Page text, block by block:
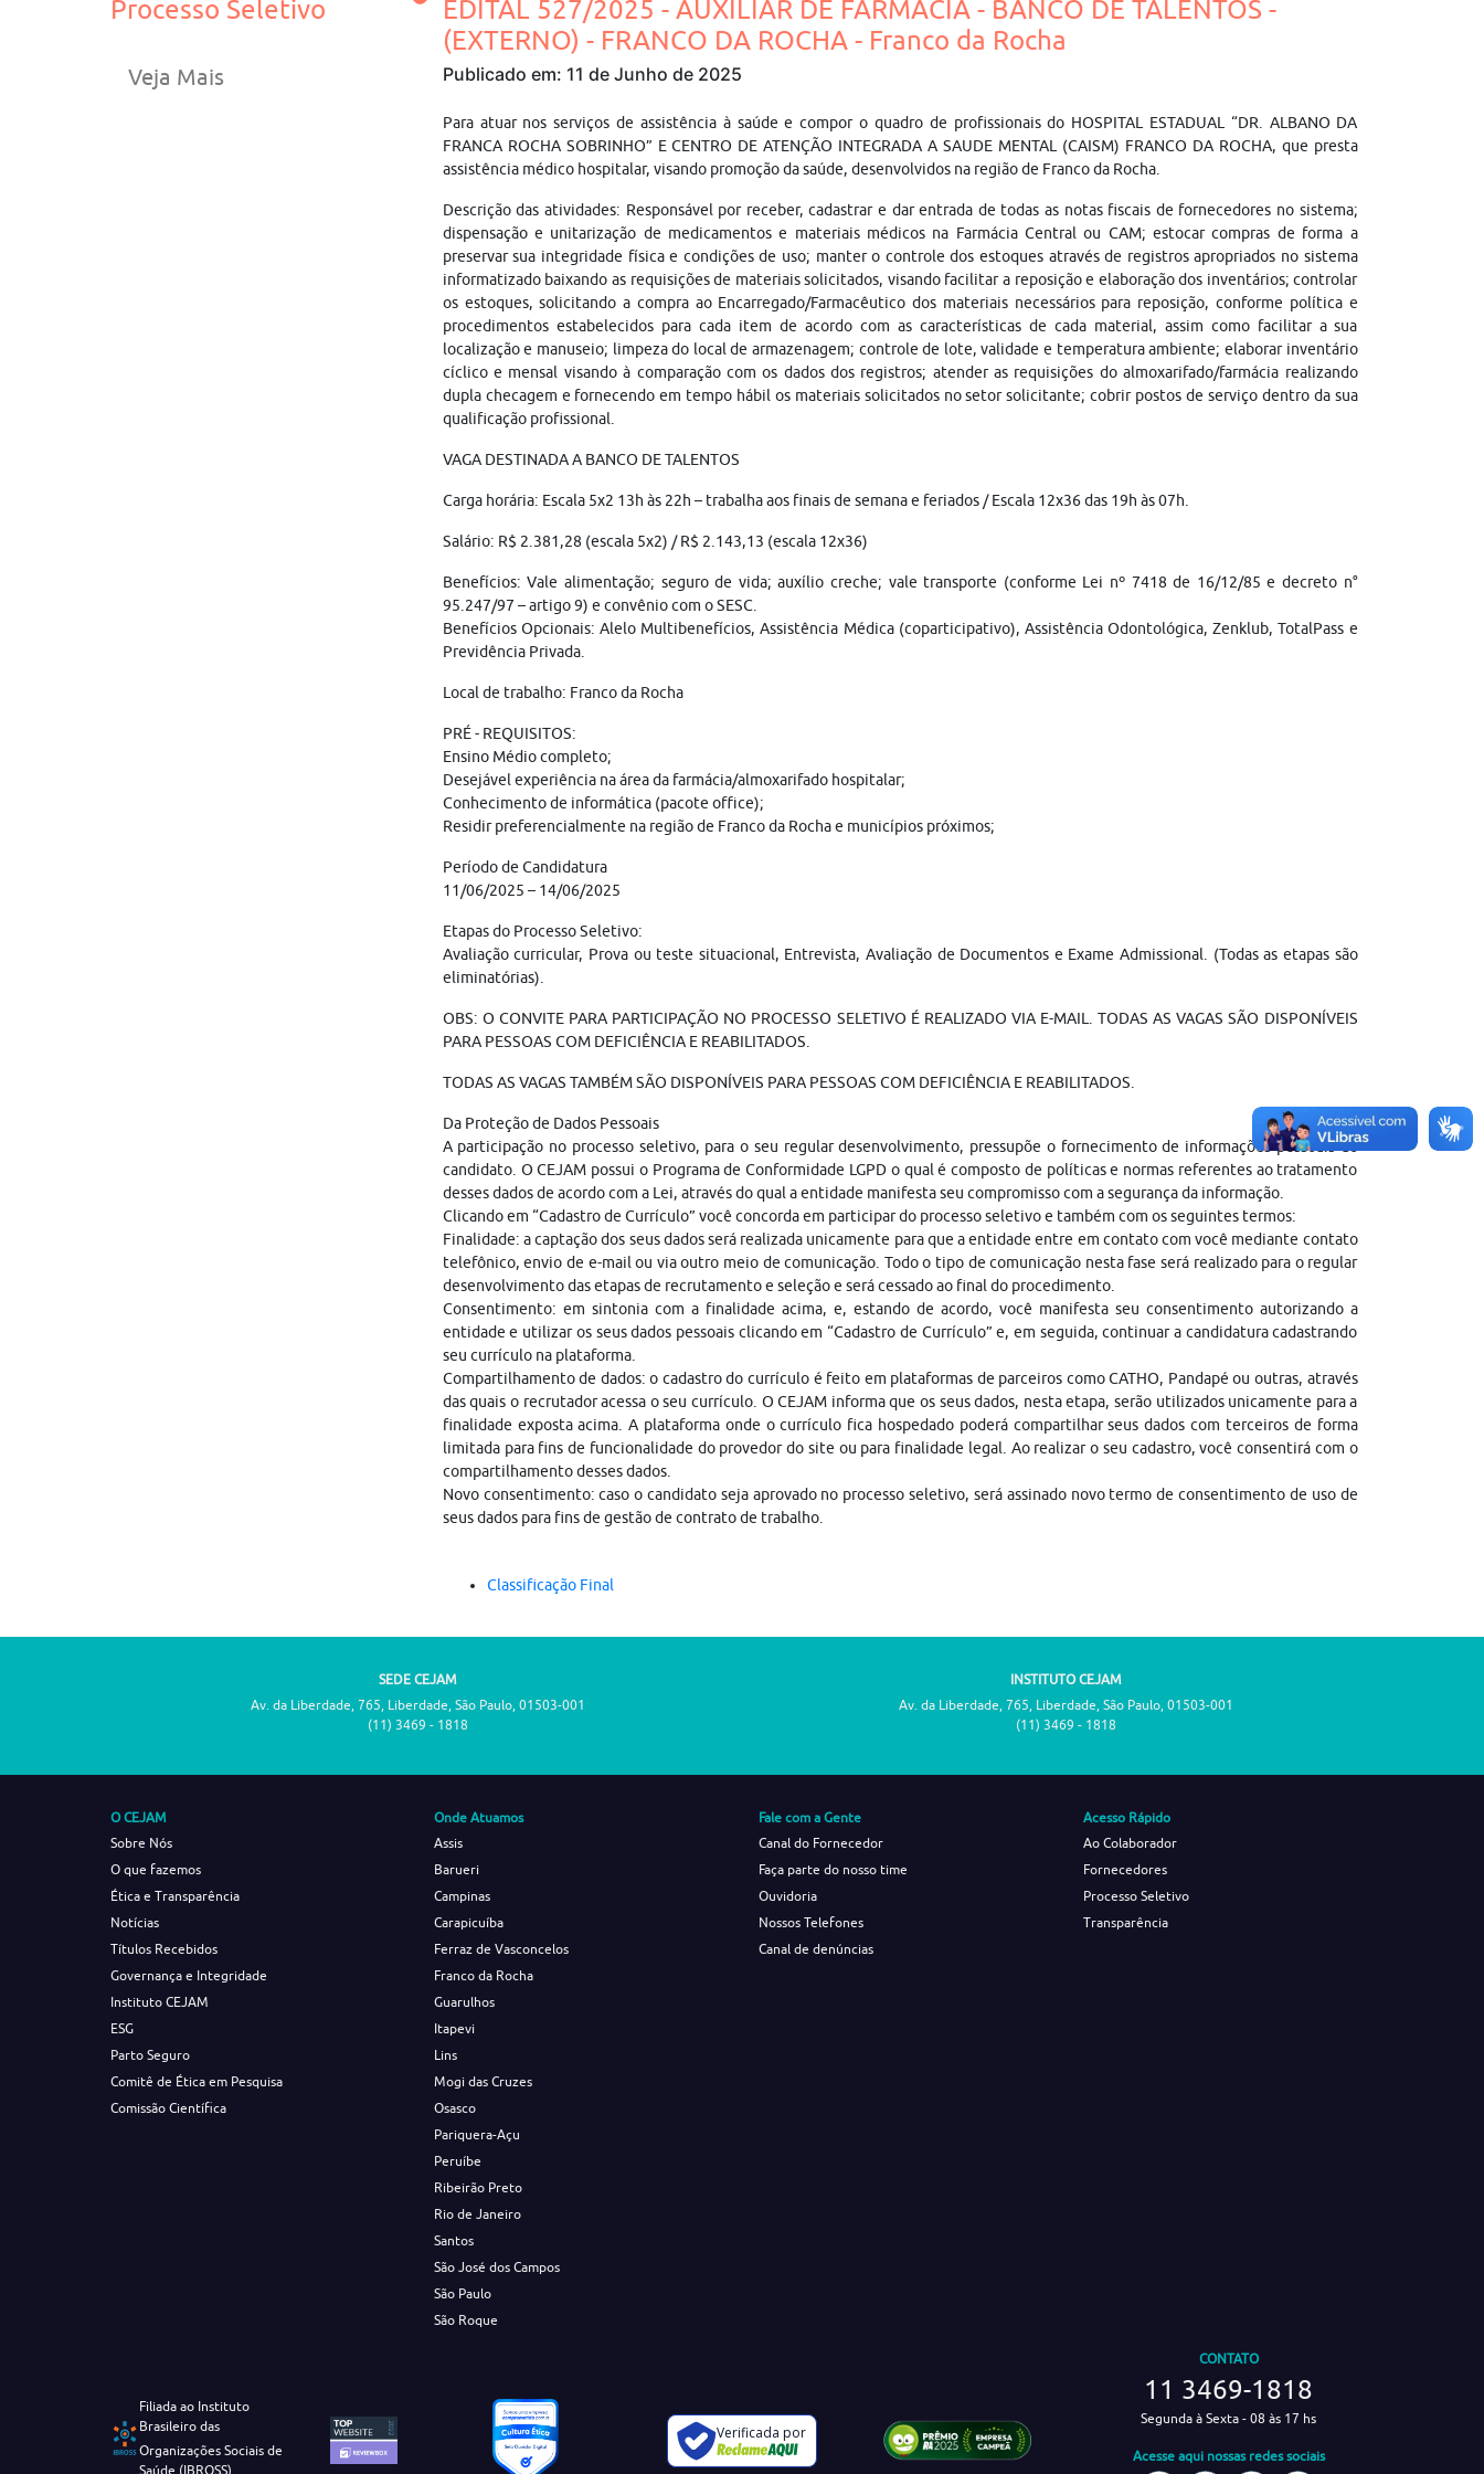
Processo Seletivo
Veja Mais
EDITAL 527/2025 - AUXILIAR DE FARMÁCIA - BANCO DE TALENTOS -
(EXTERNO) - FRANCO DA ROCHA - Franco da Rocha
Publicado em: 11 de Junho de 2025
Para atuar nos serviços de assistência à saúde e compor o quadro de profissionais do HOSPITAL ESTADUAL “DR. ALBANO DA
FRANCA ROCHA SOBRINHO” E CENTRO DE ATENÇÃO INTEGRADA A SAUDE MENTAL (CAISM) FRANCO DA ROCHA, que presta
assistência médico hospitalar, visando promoção da saúde, desenvolvidos na região de Franco da Rocha.
Descrição das atividades: Responsável por receber, cadastrar e dar entrada de todas as notas fiscais de fornecedores no sistema;
dispensação e unitarização de medicamentos e materiais médicos na Farmácia Central ou CAM; estocar compras de forma a
preservar sua integridade física e condições de uso; manter o controle dos estoques através de registros apropriados no sistema
informatizado baixando as requisições de materiais solicitados, visando facilitar a reposição e elaboração dos inventários; controlar
os estoques, solicitando a compra ao Encarregado/Farmacêutico dos materiais necessários para reposição, conforme política e
procedimentos estabelecidos para cada item de acordo com as características de cada material, assim como facilitar a sua
localização e manuseio; limpeza do local de armazenagem; controle de lote, validade e temperatura ambiente; elaborar inventário
cíclico e mensal visando à comparação com os dados dos registros; atender as requisições do almoxarifado/farmácia realizando
dupla checagem e fornecendo em tempo hábil os materiais solicitados no setor solicitante; cobrir postos de serviço dentro da sua
qualificação profissional.
VAGA DESTINADA A BANCO DE TALENTOS
Carga horária: Escala 5x2 13h às 22h – trabalha aos finais de semana e feriados / Escala 12x36 das 19h às 07h.
Salário: R$ 2.381,28 (escala 5x2) / R$ 2.143,13 (escala 12x36)
Benefícios: Vale alimentação; seguro de vida; auxílio creche; vale transporte (conforme Lei nº 7418 de 16/12/85 e decreto n°
95.247/97 – artigo 9) e convênio com o SESC.
Benefícios Opcionais: Alelo Multibenefícios, Assistência Médica (coparticipativo), Assistência Odontológica, Zenklub, TotalPass e
Previdência Privada.
Local de trabalho: Franco da Rocha
PRÉ - REQUISITOS:
Ensino Médio completo;
Desejável experiência na área da farmácia/almoxarifado hospitalar;
Conhecimento de informática (pacote office);
Residir preferencialmente na região de Franco da Rocha e municípios próximos;
Período de Candidatura
11/06/2025 – 14/06/2025
Etapas do Processo Seletivo:
Avaliação curricular, Prova ou teste situacional, Entrevista, Avaliação de Documentos e Exame Admissional. (Todas as etapas são
eliminatórias).
OBS: O CONVITE PARA PARTICIPAÇÃO NO PROCESSO SELETIVO É REALIZADO VIA E-MAIL. TODAS AS VAGAS SÃO DISPONÍVEIS
PARA PESSOAS COM DEFICIÊNCIA E REABILITADOS.
TODAS AS VAGAS TAMBÉM SÃO DISPONÍVEIS PARA PESSOAS COM DEFICIÊNCIA E REABILITADOS.
Da Proteção de Dados Pessoais
A participação no processo seletivo, para o seu regular desenvolvimento, pressupõe o fornecimento de informações pessoais do
candidato. O CEJAM possui o Programa de Conformidade LGPD o qual é composto de políticas e normas referentes ao tratamento
desses dados de acordo com a Lei, através do qual a entidade manifesta seu compromisso com a segurança da informação.
Clicando em “Cadastro de Currículo” você concorda em participar do processo seletivo e também com os seguintes termos:
Finalidade: a captação dos seus dados será realizada unicamente para que a entidade entre em contato com você mediante contato
telefônico, envio de e-mail ou via outro meio de comunicação. Todo o tipo de comunicação nesta fase será realizado para o regular
desenvolvimento das etapas de recrutamento e seleção e será cessado ao final do procedimento.
Consentimento: em sintonia com a finalidade acima, e, estando de acordo, você manifesta seu consentimento autorizando a
entidade e utilizar os seus dados pessoais clicando em “Cadastro de Currículo” e, em seguida, continuar a candidatura cadastrando
seu currículo na plataforma.
Compartilhamento de dados: o cadastro do currículo é feito em plataformas de parceiros como CATHO, Pandapé ou outras, através
das quais o recrutador acessa o seu currículo. O CEJAM informa que os seus dados, nesta etapa, serão utilizados unicamente para a
finalidade exposta acima. A plataforma onde o currículo fica hospedado poderá compartilhar seus dados com terceiros de forma
limitada para fins de funcionalidade do provedor do site ou para finalidade legal. Ao realizar o seu cadastro, você consentirá com o
compartilhamento desses dados.
Novo consentimento: caso o candidato seja aprovado no processo seletivo, será assinado novo termo de consentimento de uso de
seus dados para fins de gestão de contrato de trabalho.
Classificação Final
SEDE CEJAM
Av. da Liberdade, 765, Liberdade, São Paulo, 01503-001
(11) 3469 - 1818
INSTITUTO CEJAM
Av. da Liberdade, 765, Liberdade, São Paulo, 01503-001
(11) 3469 - 1818
O CEJAM
Sobre Nós
O que fazemos
Ética e Transparência
Notícias
Títulos Recebidos
Governança e Integridade
Instituto CEJAM
ESG
Parto Seguro
Comitê de Ética em Pesquisa
Comissão Científica
Onde Atuamos
Assis
Barueri
Campinas
Carapicuíba
Ferraz de Vasconcelos
Franco da Rocha
Guarulhos
Itapevi
Lins
Mogi das Cruzes
Osasco
Pariquera-Açu
Peruíbe
Ribeirão Preto
Rio de Janeiro
Santos
São José dos Campos
São Paulo
São Roque
Fale com a Gente
Canal do Fornecedor
Faça parte do nosso time
Ouvidoria
Nossos Telefones
Canal de denúncias
Acesso Rápido
Ao Colaborador
Fornecedores
Processo Seletivo
Transparência
Filiada ao Instituto
Brasileiro das
Organizações Sociais de
Saúde (IBROSS)
Verificada por
CONTATO
11 3469-1818
Segunda à Sexta - 08 às 17 hs
Acesse aqui nossas redes sociais